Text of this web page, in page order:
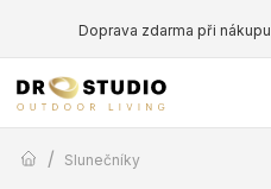
Doprava zdarma při nákupu
/ Slunečníky